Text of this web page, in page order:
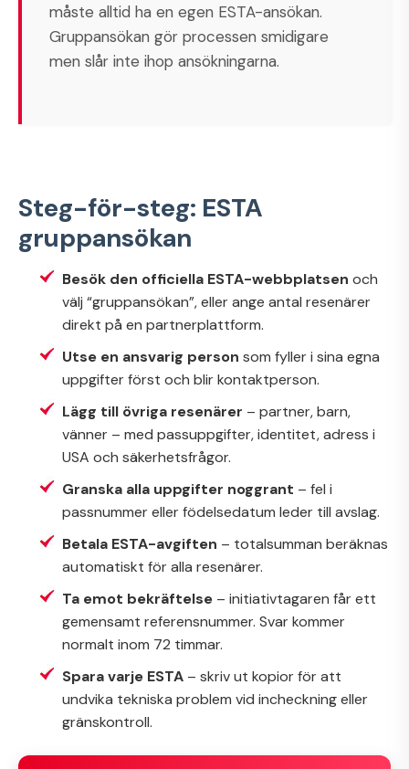
måste alltid ha en egen ESTA-ansökan.
Gruppansökan gör processen smidigare
men slår inte ihop ansökningarna.
Steg-för-steg: ESTA
gruppansökan
Besök den officiella ESTA-webbplatsen och
välj “gruppansökan”, eller ange antal resenärer
direkt på en partnerplattform.
Utse en ansvarig person som fyller i sina egna
uppgifter först och blir kontaktperson.
Lägg till övriga resenärer – partner, barn,
vänner – med passuppgifter, identitet, adress i
USA och säkerhetsfrågor.
Granska alla uppgifter noggrant – fel i
passnummer eller födelsedatum leder till avslag.
Betala ESTA-avgiften – totalsumman beräknas
automatiskt för alla resenärer.
Ta emot bekräftelse – initiativtagaren får ett
gemensamt referensnummer. Svar kommer
normalt inom 72 timmar.
Spara varje ESTA – skriv ut kopior för att
undvika tekniska problem vid incheckning eller
gränskontroll.